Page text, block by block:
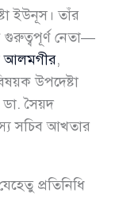
ইউনূস। তাঁর
নেতা—
আলমগীর,
উপদেষ্টা
সৈয়দ
সচিব আখতার
প্রতিনিধি